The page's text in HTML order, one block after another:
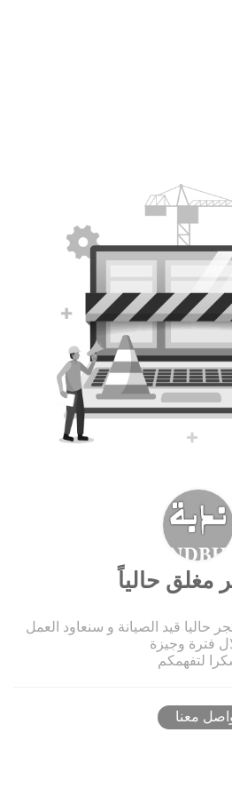
مغلق حالياً
حاليا قيد الصيانة و سنعاود العمل
فترة وجيزة
لتفهمكم
معنا